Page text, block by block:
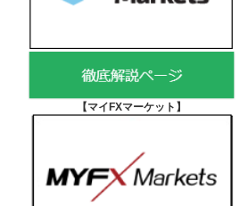
【マイFXマーケット 】